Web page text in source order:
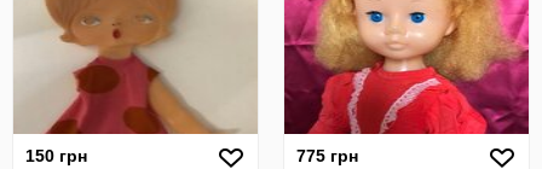
150 грн
775 грн